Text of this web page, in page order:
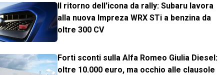
Il ritorno dell'icona da rally: Subaru lavora
alla nuova Impreza WRX STi a benzina da
oltre 300 CV
Forti sconti sulla Alfa Romeo Giulia Diesel:
oltre 10.000 euro, ma occhio alle clausole